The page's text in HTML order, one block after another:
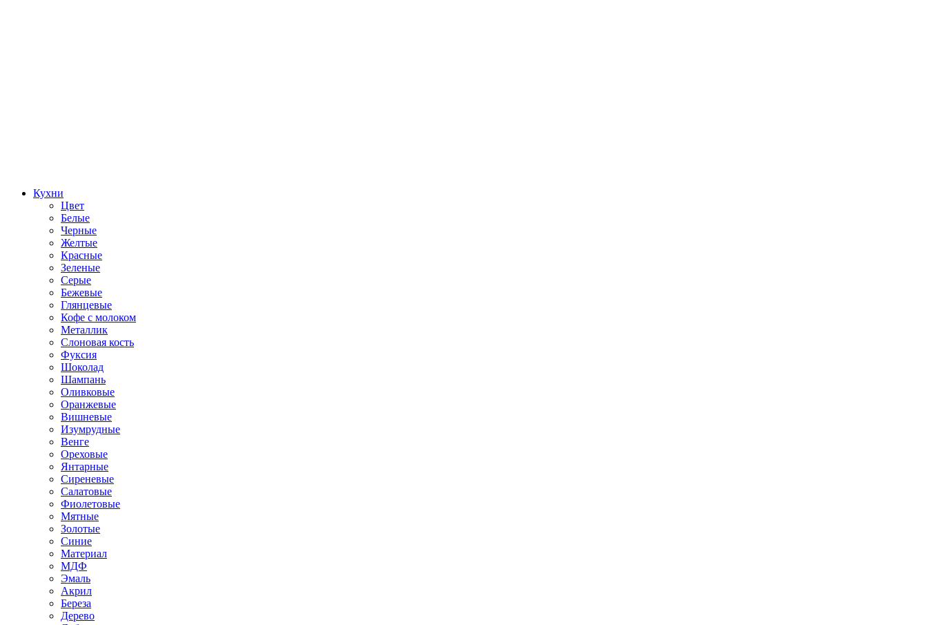
Кухни
Цвет
Белые
Черные
Желтые
Красные
Зеленые
Серые
Бежевые
Глянцевые
Кофе с молоком
Металлик
Слоновая кость
Фуксия
Шоколад
Шампань
Оливковые
Оранжевые
Вишневые
Изумрудные
Венге
Ореховые
Янтарные
Сиреневые
Салатовые
Фиолетовые
Мятные
Золотые
Синие
Материал
МДФ
Эмаль
Акрил
Береза
Дерево